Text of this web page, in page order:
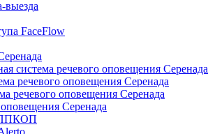
выезда
FaceFlow
система речевого оповещения Серенада
речевого оповещения Серенада
речевого оповещения Серенада
Серенада
ППКОП